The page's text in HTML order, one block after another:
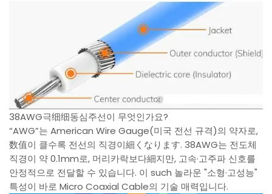
38AWG극细细동심주선이 무엇인가요?
“AWG”는 American Wire Gauge(미국 전선 규격)의 약자로,
数值이 클수록 전선의 직경이細くなります. 38AWG는 전도체
직경이 약 0.1mm로, 머리카락보다細지만, 고속·고주파 신호를
안정적으로 전달할 수 있습니다. 이 such 놀라운 "소형·고성능"
특성이 바로 Micro Coaxial Cable의 기술 매력입니다.